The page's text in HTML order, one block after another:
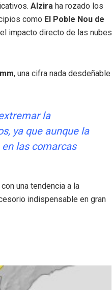
Alzira ha rozado los
como El Poble Nou de
impacto directo de las nubes
, una cifra nada desdeñable
la
ya que aunque la
las comarcas
una tendencia a la
indispensable en gran